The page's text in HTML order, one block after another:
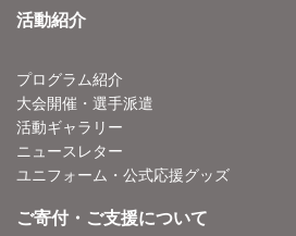
活動紹介
プログラム紹介
大会開催・選手派遣
活動ギャラリー
ニュースレター
ユニフォーム・公式応援グッズ
ご寄付・ご支援について